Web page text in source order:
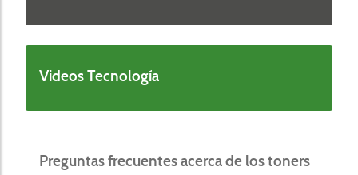
Videos Tecnología
Preguntas frecuentes acerca de los toners